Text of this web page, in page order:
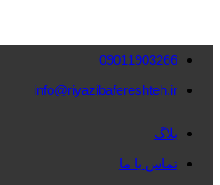
09011903266
info@riyazibafereshteh.ir
بلاگ
تماس با ما